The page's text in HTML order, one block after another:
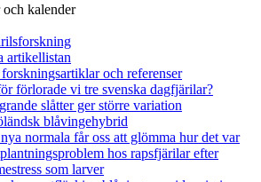
kalender
artikellistan
och referenser
förlorade vi tre svenska dagfjärilar?
slåtter ger större variation
blåvingehybrid
normala får oss att glömma hur det var
hos rapsfjärilar efter
som larver